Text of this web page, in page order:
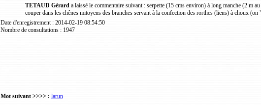
TETAUD Gérarda laissé le commentaire suivant : serpette (15 cms environ) à long manche (2 m
couper dans les chênes mitoyens des branches servant à la confection des rorthes (liens) à choux
Date d'enregistrement : 2014-02-19 08:54:50
Nombre de consultations : 1947
Mot suivant >>>> : larun